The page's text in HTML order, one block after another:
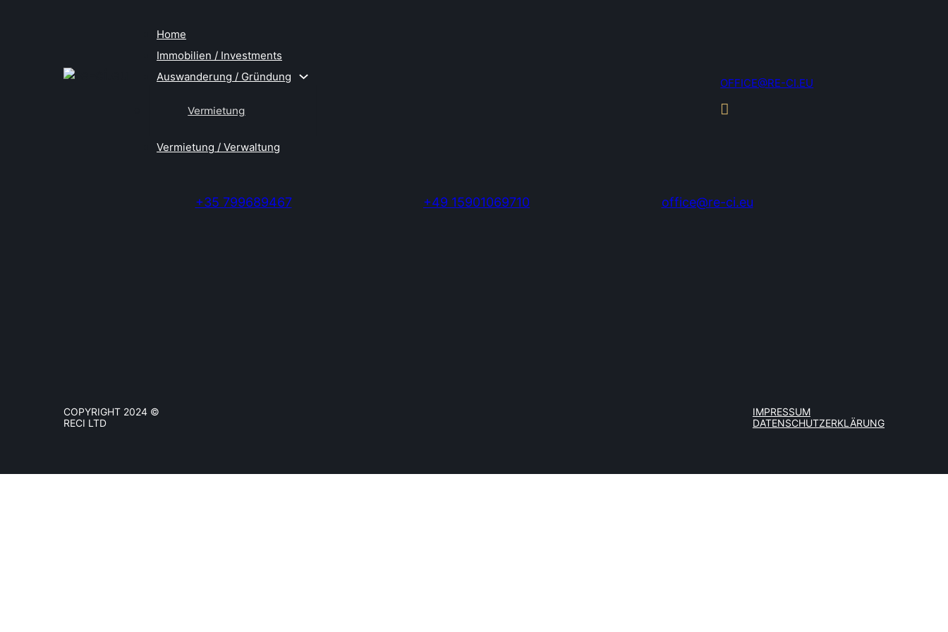
Home
Immobilien / Investments
Auswanderung / Gründung
Vermietung
Vermietung / Verwaltung
OFFICE@RE-CI.EU
+35 799689467 +49 15901069710 office@re-ci.eu
COPYRIGHT 2024 ©
RECI LTD
IMPRESSUM
DATENSCHUTZERKLÄRUNG